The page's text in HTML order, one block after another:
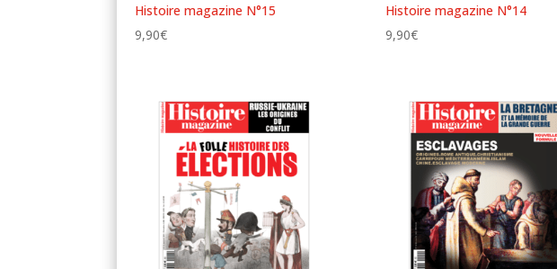
Histoire magazine N°15
9,90€
Histoire magazine N°14
9,90€